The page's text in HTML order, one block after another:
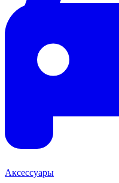
Аксессуары